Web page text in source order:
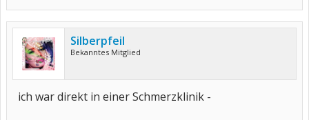
Silberpfeil
Bekanntes Mitglied
ich war direkt in einer Schmerzklinik -